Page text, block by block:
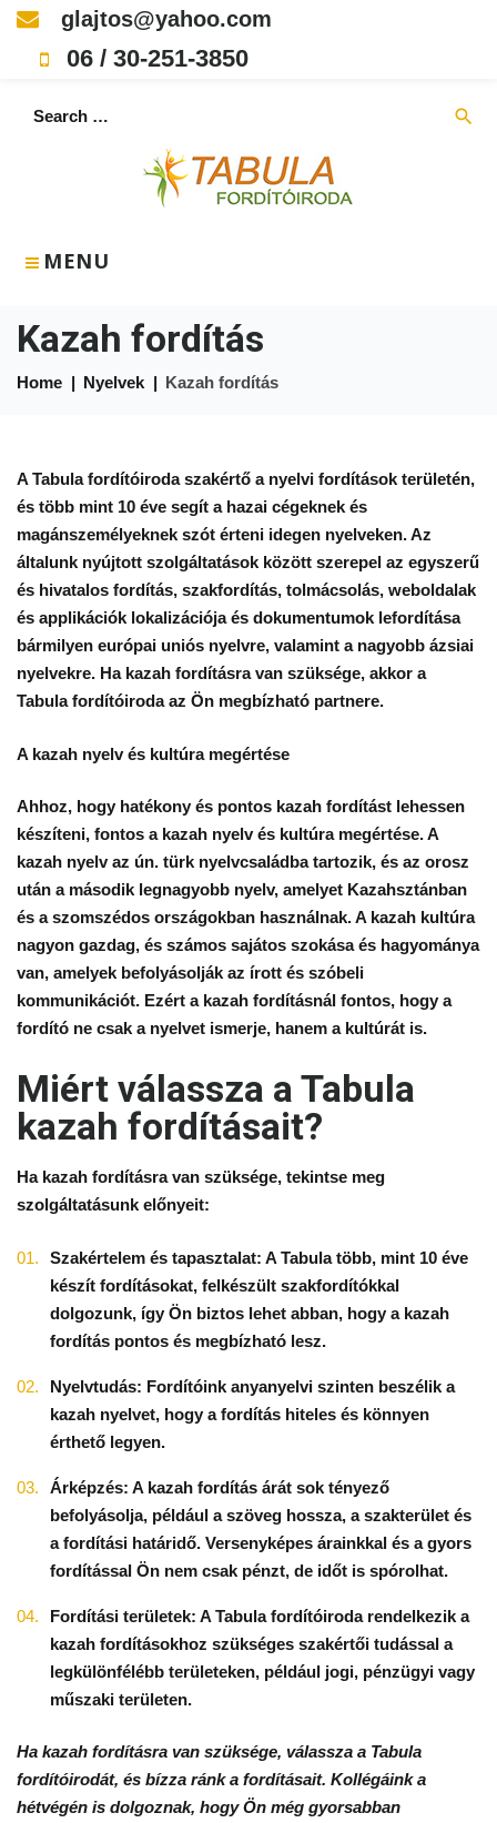
Skip
content
glajtos@yahoo.com
06 / 30-251-3850
MENU
Search
search
Kazah fordítás
Home | Nyelvek | Kazah fordítás
Kazah
fordítás
A Tabula fordítóiroda szakértő a nyelvi fordítások területén,
és több mint 10 éve segít a hazai cégeknek és
magánszemélyeknek szót érteni idegen nyelveken. Az
általunk nyújtott szolgáltatások között szerepel az egyszerű
és hivatalos fordítás, szakfordítás, tolmácsolás, weboldalak
és applikációk lokalizációja és dokumentumok lefordítása
bármilyen európai uniós nyelvre, valamint a nagyobb ázsiai
nyelvekre. Ha kazah fordításra van szüksége, akkor a
Tabula fordítóiroda az Ön megbízható partnere.
A kazah nyelv és kultúra megértése
Ahhoz, hogy hatékony és pontos kazah fordítást lehessen
készíteni, fontos a kazah nyelv és kultúra megértése. A
kazah nyelv az ún. türk nyelvcsaládba tartozik, és az orosz
után a második legnagyobb nyelv, amelyet Kazahsztánban
és a szomszédos országokban használnak. A kazah kultúra
nagyon gazdag, és számos sajátos szokása és hagyománya
van, amelyek befolyásolják az írott és szóbeli
kommunikációt. Ezért a kazah fordításnál fontos, hogy a
fordító ne csak a nyelvet ismerje, hanem a kultúrát is.
Miért válassza a Tabula
kazah fordításait?
Ha kazah fordításra van szüksége, tekintse meg
szolgáltatásunk előnyeit:
Szakértelem és tapasztalat: A Tabula több, mint 10 éve
készít fordításokat, felkészült szakfordítókkal
dolgozunk, így Ön biztos lehet abban, hogy a kazah
fordítás pontos és megbízható lesz.
Nyelvtudás: Fordítóink anyanyelvi szinten beszélik a
kazah nyelvet, hogy a fordítás hiteles és könnyen
érthető legyen.
Árképzés: A kazah fordítás árát sok tényező
befolyásolja, például a szöveg hossza, a szakterület és
a fordítási határidő. Versenyképes árainkkal és a gyors
fordítással Ön nem csak pénzt, de időt is spórolhat.
Fordítási területek: A Tabula fordítóiroda rendelkezik a
kazah fordításokhoz szükséges szakértői tudással a
legkülönfélébb területeken, például jogi, pénzügyi vagy
műszaki területen.
Ha kazah fordításra van szüksége, válassza a Tabula
fordítóirodát, és bízza ránk a fordításait. Kollégáink a
hétvégén is dolgoznak, hogy Ön még gyorsabban